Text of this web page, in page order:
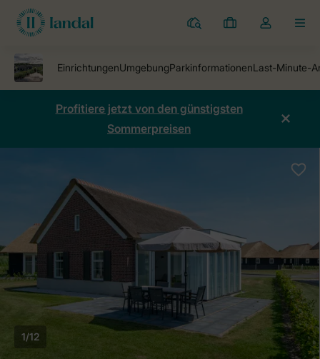
Ferienparks
Meine
Dropdown-
öffnen
Profitiere jetzt von den günstigsten
Sommerpreisen
1/12